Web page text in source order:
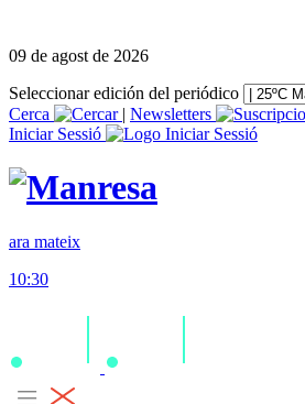
09 de agost de 2026
Seleccionar edición del periódico
Cerca
| Newsletters
Iniciar Sessió
ara mateix
10:30